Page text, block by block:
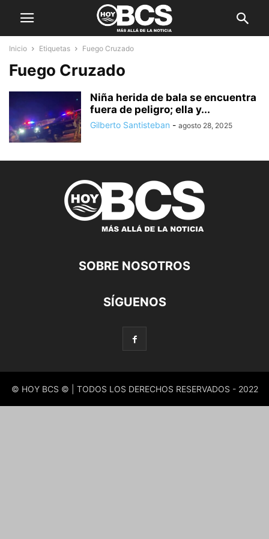
Inicio Etiquetas Fuego Cruzado
Fuego Cruzado
Niña herida de bala se encuentra
fuera de peligro; ella y...
Gilberto Santisteban - agosto 28, 2025
SOBRE NOSOTROS
SÍGUENOS
© HOY BCS © | TODOS LOS DERECHOS RESERVADOS - 2022